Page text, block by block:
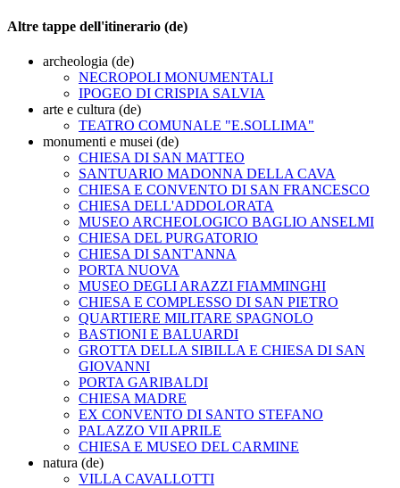
Altre tappe dell'itinerario (de)
archeologia (de)
NECROPOLI MONUMENTALI
IPOGEO DI CRISPIA SALVIA
arte e cultura (de)
TEATRO COMUNALE "E.SOLLIMA"
monumenti e musei (de)
CHIESA DI SAN MATTEO
SANTUARIO MADONNA DELLA CAVA
CHIESA E CONVENTO DI SAN FRANCESCO
CHIESA DELL'ADDOLORATA
MUSEO ARCHEOLOGICO BAGLIO ANSELMI
CHIESA DEL PURGATORIO
CHIESA DI SANT'ANNA
PORTA NUOVA
MUSEO DEGLI ARAZZI FIAMMINGHI
CHIESA E COMPLESSO DI SAN PIETRO
QUARTIERE MILITARE SPAGNOLO
BASTIONI E BALUARDI
GROTTA DELLA SIBILLA E CHIESA DI SAN
GIOVANNI
PORTA GARIBALDI
CHIESA MADRE
EX CONVENTO DI SANTO STEFANO
PALAZZO VII APRILE
CHIESA E MUSEO DEL CARMINE
natura (de)
VILLA CAVALLOTTI